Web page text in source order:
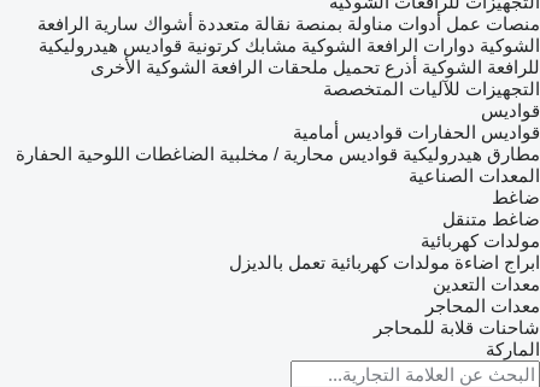
منصات عمل أدوات مناولة بمنصة نقالة متعددة أشواك سارية الرافعة
الشوكية دوارات الرافعة الشوكية مشابك كرتونية قواديس هيدروليكية
للرافعة الشوكية أذرع تحميل ملحقات الرافعة الشوكية الأخرى
التجهيزات للآليات المتخصصة
قواديس
قواديس الحفارات قواديس أمامية
مطارق هيدروليكية قواديس محارية / مخلبية الضاغطات اللوحية الحفارة
المعدات الصناعية
ضاغط
ضاغط متنقل
مولدات كهربائية
ابراج اضاءة مولدات كهربائية تعمل بالديزل
معدات التعدين
معدات المحاجر
شاحنات قلابة للمحاجر
الماركة